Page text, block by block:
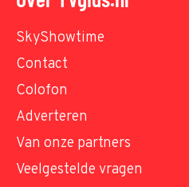
SkyShowtime
Contact
Colofon
Adverteren
Van onze partners
Veelgestelde vragen